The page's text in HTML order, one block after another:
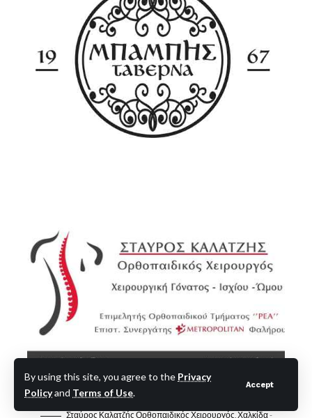
By using this site, you agree to the Privacy
Policyand Terms of Use.
Accept
Σταύρος Καλατζής Ορθοπαιδικός Χειρουργός, Χαλκίδα -